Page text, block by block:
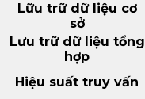
Lữu trữ dữ liệu cơ
sở
Lưu trữ dữ liệu tổng
hợp
Hiệu suất truy vấn